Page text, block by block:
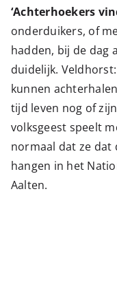
‘Achterhoekers
onderduikers, of
hadden, bij de dag
duidelijk.
kunnen
tijd leven nog of
volksgeest speelt
normaal dat ze dat
hangen in het
Aalten.